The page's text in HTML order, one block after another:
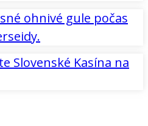
ohnivé gule počas
Slovenské Kasína na